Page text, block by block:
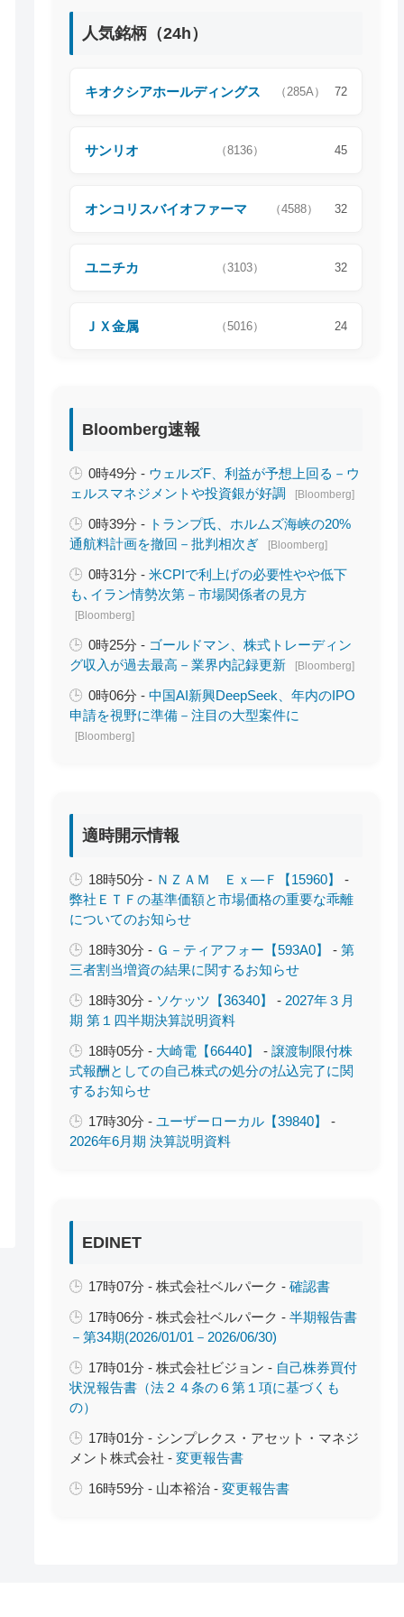
人気銘柄（24h）
キオクシアホールディングス （285A） 72
サンリオ （8136） 45
オンコリスバイオファーマ （4588） 32
ユニチカ （3103） 32
ＪＸ金属 （5016） 24
Bloomberg速報
0時49分 - ウェルズF、利益が予想上回る－ウ
ェルスマネジメントや投資銀が好調
[Bloomberg]
0時39分 - トランプ氏、ホルムズ海峡の20%
通航料計画を撤回－批判相次ぎ
[Bloomberg]
0時31分 -米CPIで利上げの必要性やや低下
も､イラン情勢次第－市場関係者の見方
[Bloomberg]
0時25分 - ゴールドマン、株式トレーディン
グ収入が過去最高－業界内記録更新
[Bloomberg]
0時06分 -中国AI新興DeepSeek、年内のIPO
申請を視野に準備－注目の大型案件に
[Bloomberg]
適時開示情報
18時50分 - ＮＺＡＭ Ｅｘ―Ｆ【15960】
-
弊社ＥＴＦの基準価額と市場価格の重要な乖離
についてのお知らせ
18時30分 - Ｇ－ティアフォー【593A0】 -第
三者割当増資の結果に関するお知らせ
18時30分 - ソケッツ【36340】 -2027年３月
期 第１四半期決算説明資料
18時05分 - 大崎電【66440】 -譲渡制限付株
式報酬としての自己株式の処分の払込完了に関
するお知らせ
17時30分 -ユーザーローカル【39840】
-
2026年6月期 決算説明資料
EDINET
17時07分 - 株式会社ベルパーク -確認書
17時06分 - 株式会社ベルパーク -半期報告書
－第34期(2026/01/01－2026/06/30)
17時01分 - 株式会社ビジョン - 自己株券買付
状況報告書（法２４条の６第１項に基づくも
の）
17時01分 - シンプレクス・アセット・マネジ
メント株式会社 -変更報告書
16時59分 - 山本裕治 -変更報告書